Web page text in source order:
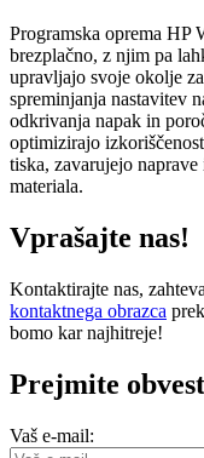
Programska oprema HP
brezplačno, z njim pa
upravljajo svoje okolje
spreminjanja nastavitev
odkrivanja napak in
optimizirajo
tiska, zavarujejo
materiala.
Vprašajte nas!
Kontaktirajte nas,
kontaktnega obrazca
bomo kar najhitreje!
Prejmite
Vaš e-mail: